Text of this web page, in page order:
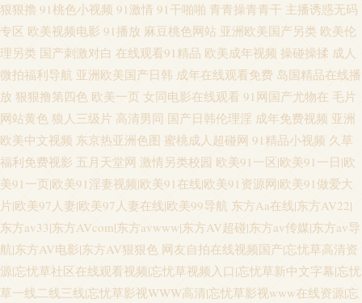
狠狠擼 91桃色小视频 91激情 91干啪啪 青青操青青干 主播诱惑无码
专区 欧美视频电影 91播放 麻豆桃色网站 亚洲欧美国产另类 欧美伦
理另类 国产刺激对白 在线观看91精品 欧美成年视频 操碰操揉 成人
微拍福利导航 亚洲欧美国产日韩 成年在线观看免费 岛国精品在线播
放 狠狠撸第四色 欧美一页 女同电影在线观看 91网国产尤物在 毛片
网站黄色 狼人三级片 高清男同 国产日韩伦理淫 成年免费视频 亚洲
欧美中文视频 东京热亚洲色图 蜜桃成人超碰网 91精品小视频 久草
福利免费视影 五月天堂网 激情另类校园 欧美91一区|欧美91一日|欧
美91一页|欧美91淫妻视频|欧美91在线|欧美91资源网|欧美91做爱大
片|欧美97人妻|欧美97人妻在线|欧美99导航 东方Aa在线|东方AV22|
东方av33|东方AVcom|东方avwww|东方AV超碰|东方av传媒|东方av导
航|东方AV电影|东方AV狠狠色 网友自拍在线视频国产|忘忧草高清资
源|忘忧草社区在线观看视频|忘忧草视频入口|忘忧草新中文字幕|忘忧
草一线二线三线|忘忧草影视WWW高清|忘忧草影视www在线资源|忘